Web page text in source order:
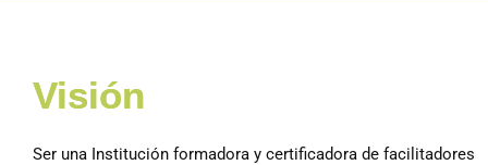
Visión
Ser una Institución formadora y certificadora de facilitadores